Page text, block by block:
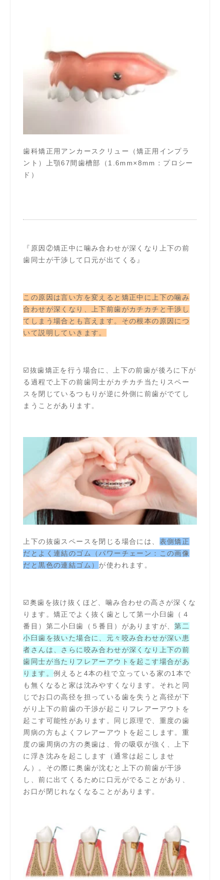
歯科矯正用アンカースクリュー（矯正用インプラ
ント）上顎67間歯槽部（1.6mm×8mm：プロシー
ド）
『原因②矯正中に噛み合わせが深くなり上下の前
歯同士が干渉して口元が出てくる』
この原因は言い方を変えると矯正中に上下の噛み
合わせが深くなり、上下前歯がカチカチと干渉し
てしまう場合とも言えます。その根本の原因につ
いて説明していきます。
☑️抜歯矯正を行う場合に、上下の前歯が後ろに下が
る過程で上下の前歯同士がカチカチ当たりスペー
スを閉じているつもりが逆に外側に前歯がでてし
まうことがあります。
上下の抜歯スペースを閉じる場合には、 表側矯正
だとよく連結のゴム（パワーチェーン：この画像
だと黒色の連結ゴム） が使われます。
☑️奥歯を抜け抜くほど、噛み合わせの高さが深くな
ります。矯正でよく抜く歯として第一小臼歯（４
番目）第二小臼歯（５番目）がありますが、第二
小臼歯を抜いた場合に、元々咬み合わせが深い患
者さんは、さらに咬み合わせが深くなり上下の前
歯同士が当たりフレアーアウトを起こす場合があ
ります。 例えると4本の柱で立っている家の1本で
も無くなると家は沈みやすくなります。それと同
じでお口の高径を担っている歯を失うと高径が下
がり上下の前歯の干渉が起こりフレアーアウトを
起こす可能性があります。同じ原理で、重度の歯
周病の方もよくフレアーアウトを起こします。重
度の歯周病の方の奥歯は、骨の吸収が強く、上下
に浮き沈みを起こします（通常は起こしませ
ん）。その際に奥歯が沈むと上下の前歯が干渉
し、前に出てくるために口元がでることがあり、
お口が閉じれなくなることがあります。